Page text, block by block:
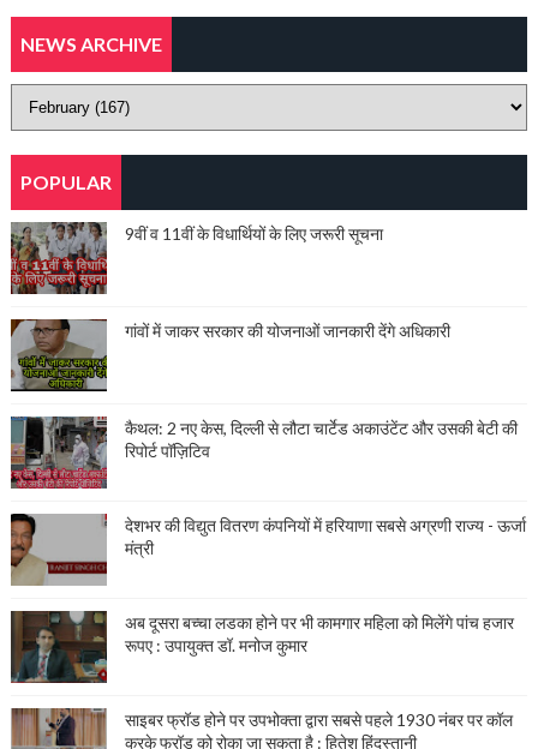
NEWS ARCHIVE
POPULAR
9वीं व 11वीं के विधार्थियों के लिए जरूरी सूचना
गांवों में जाकर सरकार की योजनाओं जानकारी देंगे अधिकारी
कैथल: 2 नए केस, दिल्ली से लौटा चार्टेड अकाउंटेंट और उसकी बेटी की
रिपोर्ट पॉज़िटिव
देशभर की विद्युत वितरण कंपनियों में हरियाणा सबसे अग्रणी राज्य - ऊर्जा
मंत्री
अब दूसरा बच्चा लडका होने पर भी कामगार महिला को मिलेंगे पांच हजार
रूपए : उपायुक्त डॉ. मनोज कुमार
साइबर फ्रॉड होने पर उपभोक्ता द्वारा सबसे पहले 1930 नंबर पर कॉल
करके फ्रॉड को रोका जा सकता है : हितेश हिंदुस्तानी